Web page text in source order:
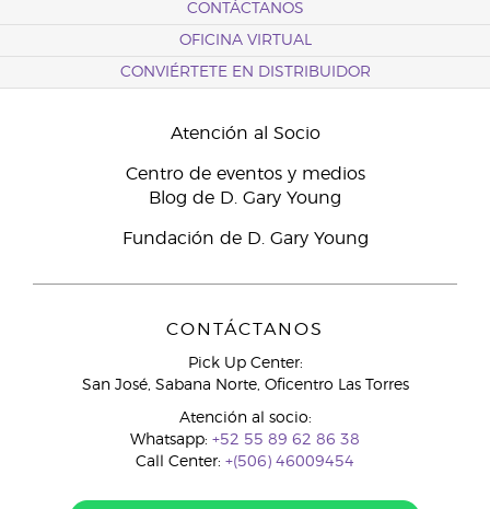
CONTÁCTANOS
OFICINA VIRTUAL
CONVIÉRTETE EN DISTRIBUIDOR
Atención al Socio
Centro de eventos y medios
Blog de D. Gary Young
Fundación de D. Gary Young
CONTÁCTANOS
Pick Up Center:
San José, Sabana Norte, Oficentro Las Torres
Atención al socio:
Whatsapp: +52 55 89 62 86 38
Call Center: +(506) 46009454